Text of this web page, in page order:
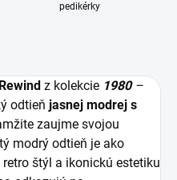
pedikérky
z kolekcie 1980–
odtieň jasnej modrej s
zaujme svojou
modrý odtieň je ako
štýl a ikonickú estetiku